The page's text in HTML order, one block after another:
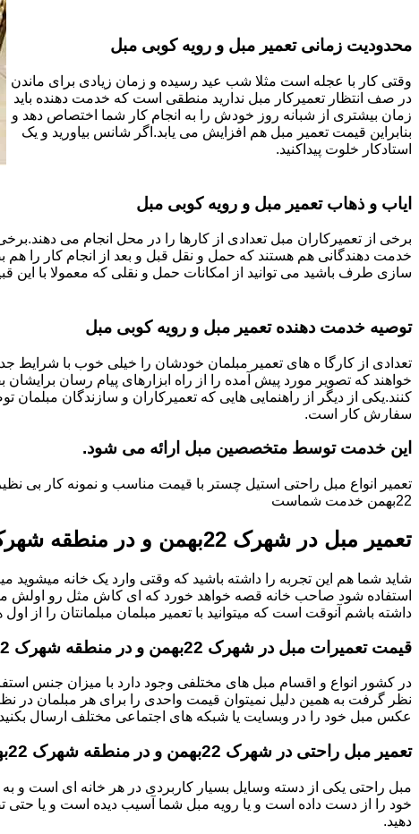
محدودیت زمانی تعمیر مبل و رویه کوبی مبل
وقتی کار با عجله است مثلا شب عید رسیده و زمان زیادی برای ماندن
در صف انتظار تعمیرکار مبل ندارید منطقی است که خدمت دهنده باید
زمان بیشتری از شبانه روز خودش را به انجام کار شما اختصاص دهد و
بنابراین قیمت تعمیر مبل هم افزایش می یابد.اگر شانس بیاورید و یک
استادکار خلوت پیداکنید.
ایاب و ذهاب تعمیر مبل و رویه کوبی مبل
برخی از تعمیرکاران مبل تعدادی از کارها را در محل انجام می
خدمت دهندگانی هم هستند که حمل و نقل قبل و بعد از انجام کار را
سازی طرف باشید می توانید از امکانات حمل و نقلی که معمولا با این
توصیه خدمت دهنده تعمیر مبل و رویه کوبی مبل
تعدادی از کارگا ه های تعمیر مبلمان خودشان را خیلی خوب با شرایط
خواهند که تصویر مورد پیش آمده را از راه ابزارهای پیام رسان
کنند.یکی از دیگر از راهنمایی هایی که تعمیرکاران و سازندگان مبلمان
سفارش کار است.
این خدمت توسط متخصصین مبل ارائه می شود.
22بهمن خدمت شماست
تعمیر مبل در شهرک 22بهمن و در منطقه شهرک 22بهمن
شاید شما هم این تجربه را داشته باشید که وقتی وارد یک خانه میشوید
استفاده شود صاحب خانه قصه خواهد خورد که ای کاش مثل رو اولش
داشته باشم آنوقت است که میتوانید با تعمیر مبلمان مبلمانتان را از اول
قیمت تعمیرات مبل در شهرک 22بهمن و در منطقه شهرک 22بهمن چگونه است؟
در کشور انواع و اقسام مبل های مختلفی وجود دارد با میزان جنس
نظر گرفت به همین دلیل نمیتوان قیمت واحدی را برای هر مبلمان در
عکس مبل خود را در وبسایت یا شبکه های اجتماعی مختلف ارسال
تعمیر مبل راحتی در شهرک 22بهمن و در منطقه شهرک 22بهمن
مبل راحتی یکی از دسته وسایل بسیار کاربردی در هر خانه ای است و
خود را از دست داده است و یا رویه مبل شما آسیب دیده است و یا حتی
دهید.